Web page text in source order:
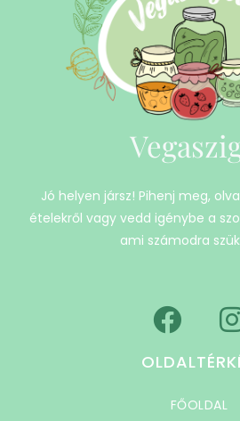
Jó helyen jársz! Pihenj meg,
ételekről vagy vedd igénybe a
ami számodra
FŐOLDAL